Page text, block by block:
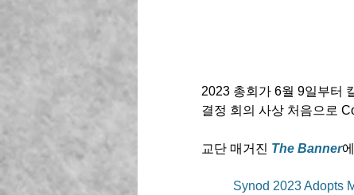
2023 총회가 6월 9일부터
결정 회의 사상 처음으로
교단 매거진 The Banner
Synod 2023 Adopts